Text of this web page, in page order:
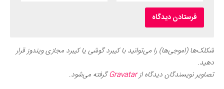
شکلک‌ها (اموجی‌ها) را می‌توانید با کیبرد گوشی یا کیبرد مجازی ویندوز قرار
دهید.
تصاویر نویسندگان دیدگاه ازGravatarگرفته می‌شود.